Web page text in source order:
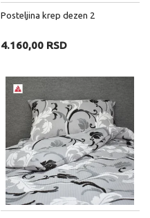
Posteljina krep dezen 2
4.160,00 RSD